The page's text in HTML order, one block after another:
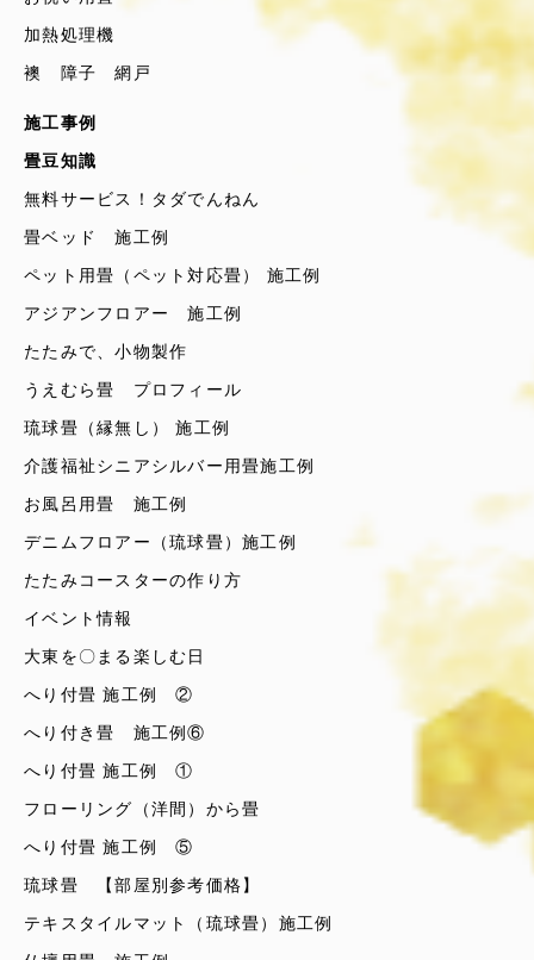
加熱処理機
襖 障子 網戸
施工事例
畳豆知識
無料サービス！タダでんねん
畳ベッド 施工例
ペット用畳（ペット対応畳） 施工例
アジアンフロアー 施工例
たたみで、小物製作
うえむら畳 プロフィール
琉球畳（縁無し） 施工例
介護福祉シニアシルバー用畳施工例
お風呂用畳 施工例
デニムフロアー（琉球畳）施工例
たたみコースターの作り方
イベント情報
大東を〇まる楽しむ日
へり付畳 施工例 ②
へり付き畳 施工例⑥
へり付畳 施工例 ①
フローリング（洋間）から畳
へり付畳 施工例 ⑤
琉球畳 【部屋別参考価格】
テキスタイルマット（琉球畳）施工例